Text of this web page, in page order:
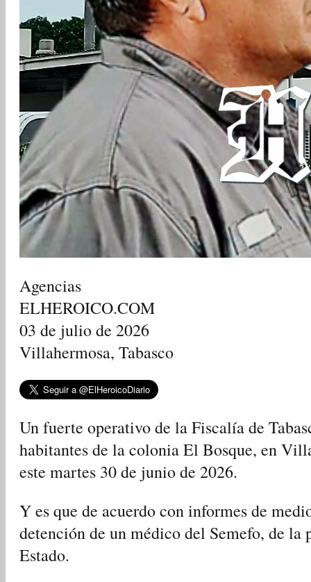
Agencias
ELHEROICO.COM
03 de julio de 2026
Villahermosa, Tabasco
Un fuerte operativo de la Fiscalía de
habitantes de la colonia El Bosque, en
este martes 30 de junio de 2026.
Y es que de acuerdo con informes de
detención de un médico del Semefo, de
Estado.